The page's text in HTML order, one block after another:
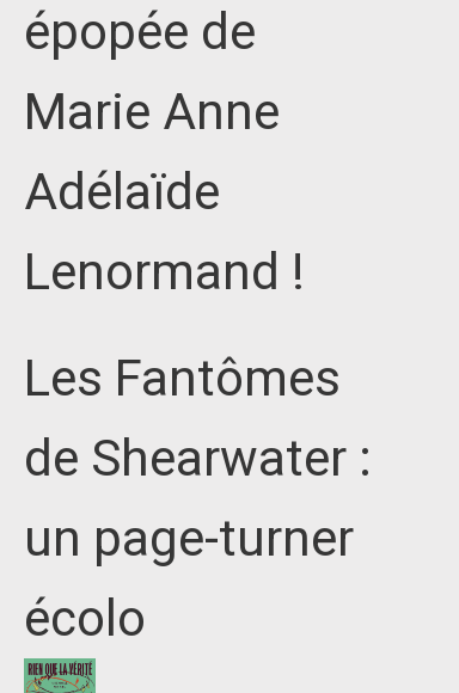
épopée de
Marie Anne
Adélaïde
Lenormand !
Les Fantômes
de Shearwater :
un page-turner
écolo